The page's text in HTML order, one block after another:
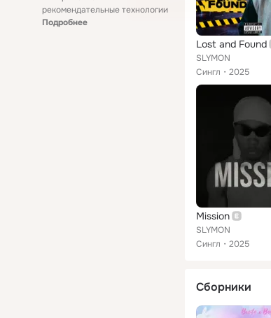
рекомендательные технологии
Подробнее
Lost and Found
SLYMON
Сингл
2025
Mission
SLYMON
Сингл
2025
Сборники